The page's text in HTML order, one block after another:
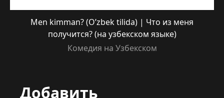
Men kimman? (O’zbek tilida) | Что из меня
получится? (на узбекском языке)
Комедия на Узбекском
Добавить